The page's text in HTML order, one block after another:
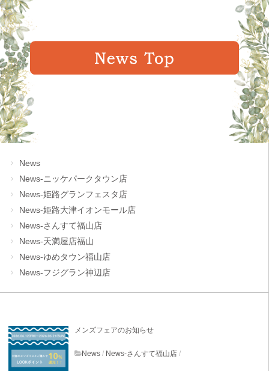
News
News-ニッケパークタウン店
News-姫路グランフェスタ店
News-姫路大津イオンモール店
News-さんすて福山店
News-天満屋店福山
News-ゆめタウン福山店
News-フジグラン神辺店
メンズフェアのお知らせ
News / News-さんすて福山店 /